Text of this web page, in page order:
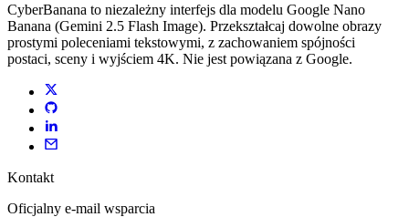
CyberBanana to niezależny interfejs dla modelu Google Nano
Banana (Gemini 2.5 Flash Image). Przekształcaj dowolne obrazy
prostymi poleceniami tekstowymi, z zachowaniem spójności
postaci, sceny i wyjściem 4K. Nie jest powiązana z Google.
Kontakt
Oficjalny e-mail wsparcia